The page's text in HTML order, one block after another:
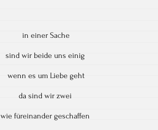
in einer Sache
sind wir beide uns einig
wenn es um Liebe geht
da sind wir zwei
wie füreinander geschaffen